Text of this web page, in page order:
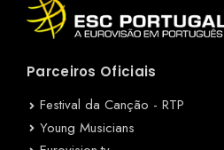
Parceiros Oficiais
Festival da Canção - RTP
Young Musicians